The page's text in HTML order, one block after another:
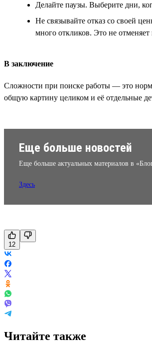
Делайте паузы. Выберите дни,
Не связывайте отказ со своей
много откликов. Это не
В заключение
Сложности при поиске работы — это
общую картину целиком и её отдельные
Еще больше новостей
Еще больше актуальных материалов в
Здесь
12
Читайте также